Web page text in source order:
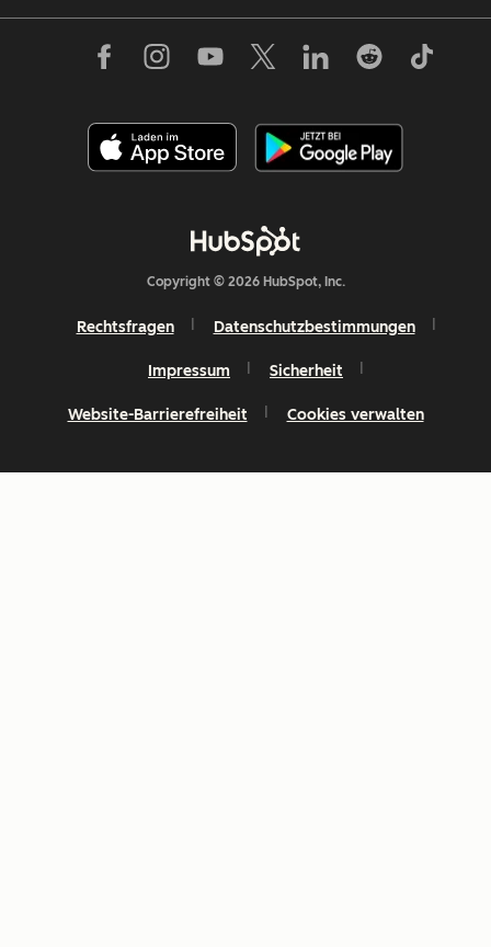
Copyright © 2026 HubSpot, Inc.
Rechtsfragen Datenschutzbestimmungen
Impressum Sicherheit
Website-Barrierefreiheit Cookies verwalten